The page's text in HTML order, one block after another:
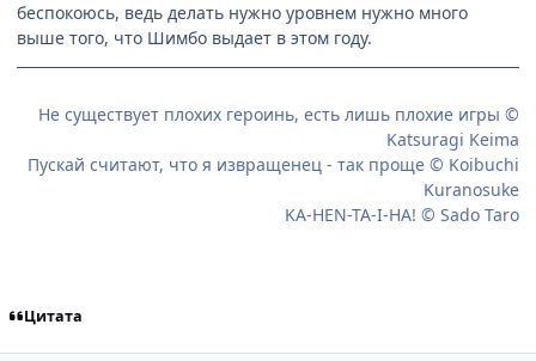
беспокоюсь, ведь делать нужно уровнем нужно много
выше того, что Шимбо выдает в этом году.
Не существует плохих героинь, есть лишь плохие игры ©
Katsuragi Keima
Пускай считают, что я извращенец - так проще © Koibuchi
Kuranosuke
KA-HEN-TA-I-HA! © Sado Taro
Цитата